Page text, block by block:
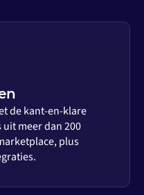
de kant-en-klare
meer dan 200
plus